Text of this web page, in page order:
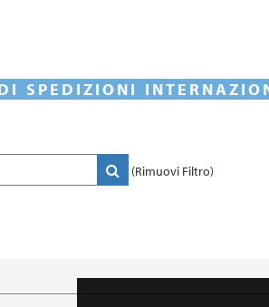
SPEDIZIONI
(Rimuovi Filtro)